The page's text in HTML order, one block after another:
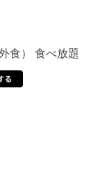
食） 食べ放題